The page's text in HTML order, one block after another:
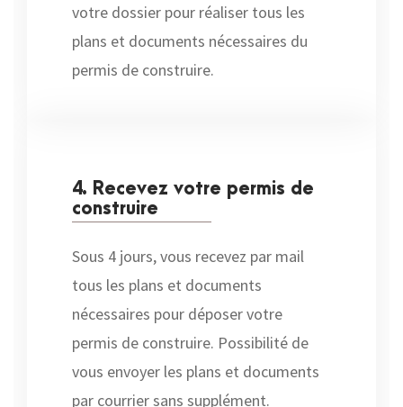
votre dossier pour réaliser tous les
plans et documents nécessaires du
permis de construire.
4. Recevez votre permis de
construire
Sous 4 jours, vous recevez par mail
tous les plans et documents
nécessaires pour déposer votre
permis de construire. Possibilité de
vous envoyer les plans et documents
par courrier sans supplément.